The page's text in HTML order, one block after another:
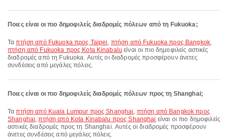
Ποιες είναι οι πιο δημοφιλείς διαδρομές πόλεων από τη Fukuoka;
Ταπτήση από Fukuoka προς Taipei, πτήση από Fukuoka προς Bangkok,
πτήση από Fukuoka προς Kota Kinabalu είναι οι πιο δημοφιλείς αστικές
διαδρομές από τη Fukuoka. Αυτές οι διαδρομές προσφέρουν άνετες
συνδέσεις από μεγάλες πόλεις.
Ποιες είναι οι πιο δημοφιλείς διαδρομές πόλεων προς τη Shanghai;
Ταπτήση από Kuala Lumpur προς Shanghai, πτήση από Bangkok προς
Shanghai,πτήση από Kota Kinabalu προς Shanghai είναι οι πιο δημοφιλείς
αστικές διαδρομές προς τη Shanghai. Αυτές οι διαδρομές προσφέρουν
άνετες συνδέσεις από μεγάλες πόλεις.